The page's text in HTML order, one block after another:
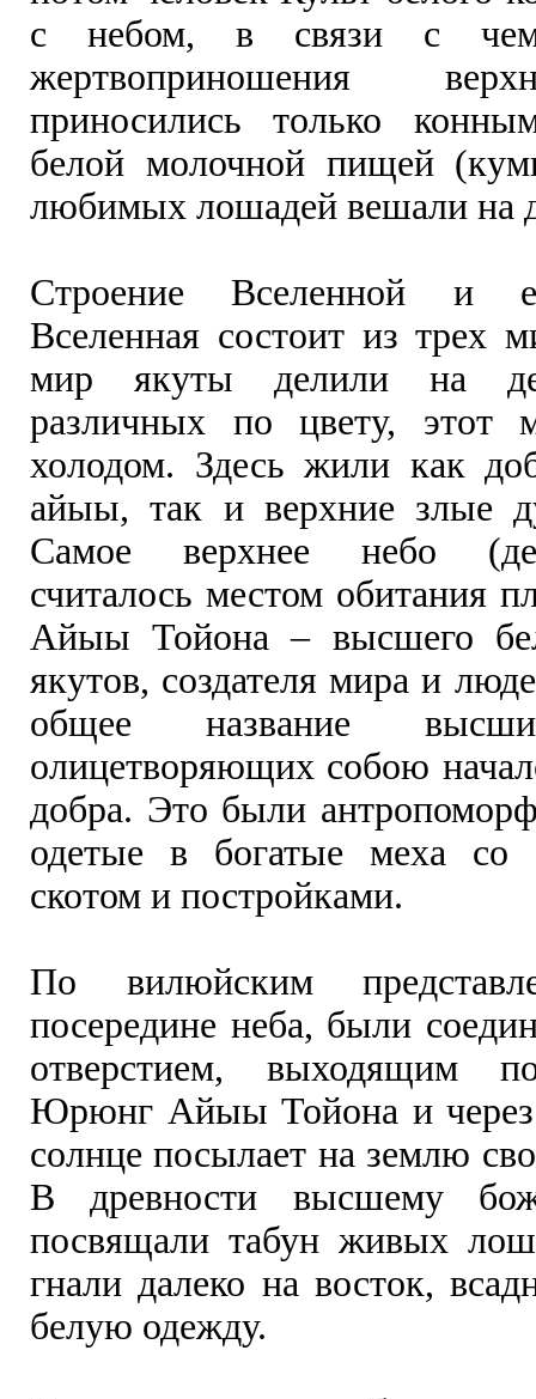
с небом, в связи с чем
жертвоприношения
приносились только
белой молочной пищей
любимых лошадей вешали на
Строение Вселенной и
Вселенная состоит из трех
мир якуты делили на
различных по цвету, этот
холодом. Здесь жили как
айыы, так и верхние злые
Самое верхнее небо
считалось местом обитания
Айыы Тойона – высшего
якутов, создателя мира и
общее название
олицетворяющих собою
добра. Это были
одетые в богатые меха со
скотом и постройками.
По вилюйским
посередине неба, были
отверстием, выходящим
Юрюнг Айыы Тойона и через
солнце посылает на землю
В древности высшему
посвящали табун живых
гнали далеко на восток,
белую одежду.